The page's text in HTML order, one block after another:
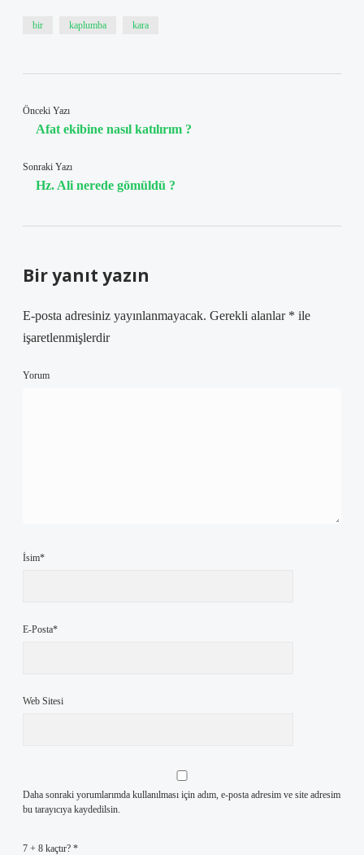
bir kaplumba kara
Önceki Yazı
Afat ekibine nasıl katılırım ?
Sonraki Yazı
Hz. Ali nerede gömüldü ?
Bir yanıt yazın
E-posta adresiniz yayınlanmayacak. Gerekli alanlar * ile
işaretlenmişlerdir
Yorum
İsim*
E-Posta*
Web Sitesi
Daha sonraki yorumlarımda kullanılması için adım, e-posta adresim ve site adresim
bu tarayıcıya kaydedilsin.
7 + 8 kaçtır? *